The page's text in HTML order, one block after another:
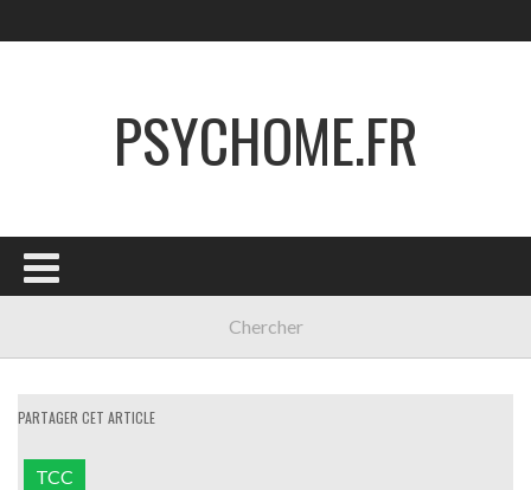
PSYCHOME.FR
PARTAGER CET ARTICLE
TCC